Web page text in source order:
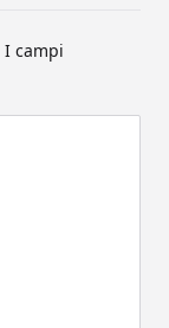
I campi